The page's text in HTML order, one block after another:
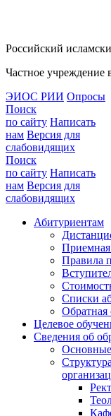
Российский
Частное учреждение
ЭИОС РИИ Опросы
Поиск
по сайту Написать
нам Версия для
слабовидящих
Поиск
по сайту Написать
нам Версия для
слабовидящих
Абитуриентам
Правила
Списки
Обратная
Целевое
Сведения об